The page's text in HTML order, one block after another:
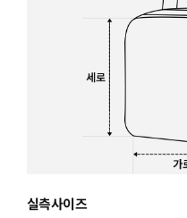
실측사이즈